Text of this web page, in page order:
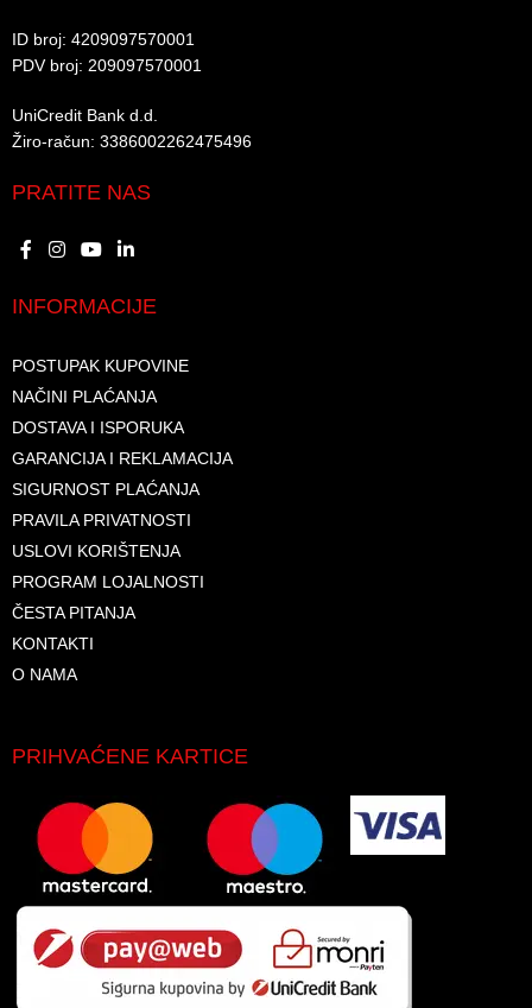
ID broj: 4209097570001​
PDV broj: 209097570001 ​
UniCredit Bank d.d.​
Žiro-račun: 3386002262475496​​
PRATITE NAS
INFORMACIJE
POSTUPAK KUPOVINE
NAČINI PLAĆANJA
DOSTAVA I ISPORUKA
GARANCIJA I REKLAMACIJA
SIGURNOST PLAĆANJA
PRAVILA PRIVATNOSTI
USLOVI KORIŠTENJA
PROGRAM LOJALNOSTI
ČESTA PITANJA
KONTAKTI
O NAMA
PRIHVAĆENE KARTICE